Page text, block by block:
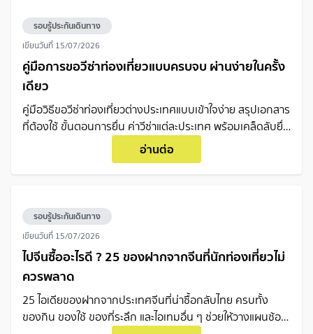
รอบรู้ประกันเดินทาง
เขียนวันที่ 15/07/2026
คู่มือการขอวีซ่าท่องเที่ยวแบบครบจบ ผ่านง่ายในครั้ง
เดียว
คู่มือวิธีขอวีซ่าท่องเที่ยวต่างประเทศแบบเข้าใจง่าย สรุปเอกสาร
ที่ต้องใช้ ขั้นตอนการยื่น ค่าวีซ่าแต่ละประเทศ พร้อมเคล็ดลับยื่น
อย่างไรให้ผ่านฉลุยในครั้งเดียวอ่านต่อ
รอบรู้ประกันเดินทาง
เขียนวันที่ 15/07/2026
ไปจีนซื้ออะไรดี ? 25 ของฝากจากจีนที่นักท่องเที่ยวไม่
ควรพลาด
25 ไอเดียของฝากจากประเทศจีนที่น่าซื้อกลับไทย ครบทั้ง
ของกิน ของใช้ ของที่ระลึก และไอเทมอื่น ๆ ช่วยให้วางแผนช้อ